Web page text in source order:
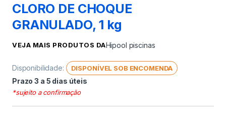
CLORO DE CHOQUE
GRANULADO, 1 kg
VEJA MAIS PRODUTOS DAHipool piscinas
Disponibilidade: DISPONÍVEL SOB ENCOMENDA
Prazo 3 a 5 dias úteis
*sujeito a confirmação